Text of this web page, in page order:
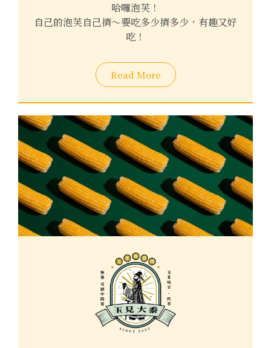
哈囉泡芙！
自己的泡芙自己擠～要吃多少擠多少，有趣又好
吃！
Read More